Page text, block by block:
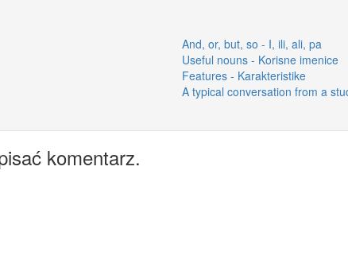
And, or, but, so - I, ili, ali, pa
Useful nouns - Korisne imenice
Features - Karakteristike
A typical conversation from a
komentarz.